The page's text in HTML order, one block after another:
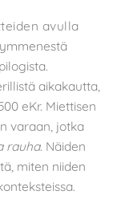
avulla
aikakautta,
eKr. Miettisen
varaan, jotka
rauha. Näiden
miten niiden